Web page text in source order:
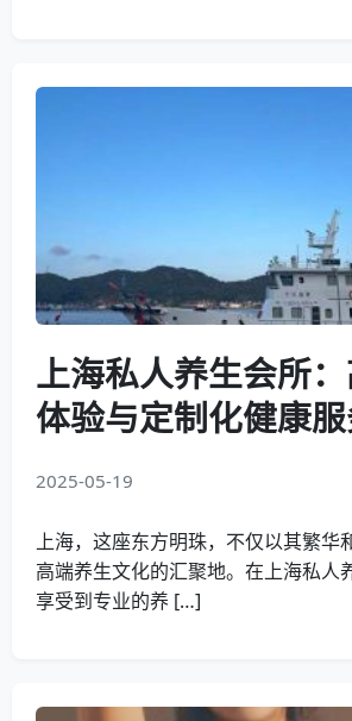
上海私人养生会所
体验与定制化健康
2025-05-19
上海，这座东方明珠，不仅以其繁华
高端养生文化的汇聚地。在上海私人
享受到专业的养 […]